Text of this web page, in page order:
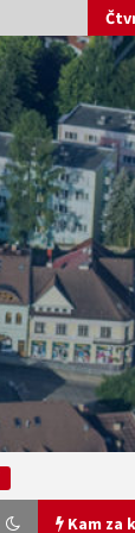
Kam za